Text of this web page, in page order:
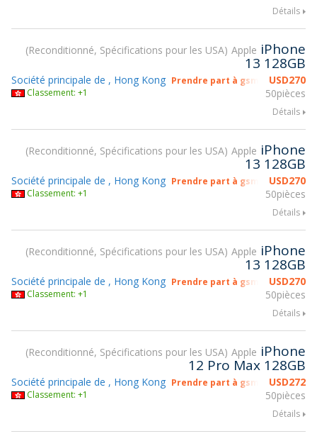
Détails
Reconditionné, Spécifications pour les USA Apple iPhone
13 128GB
USD270
50pièces
Société principale de , Hong Kong Prendre part à gsmX Hong Kong
Classement: +1
Détails
Reconditionné, Spécifications pour les USA Apple iPhone
13 128GB
USD270
50pièces
Société principale de , Hong Kong Prendre part à gsmX Hong Kong
Classement: +1
Détails
Reconditionné, Spécifications pour les USA Apple iPhone
13 128GB
USD270
50pièces
Société principale de , Hong Kong Prendre part à gsmX Hong Kong
Classement: +1
Détails
Reconditionné, Spécifications pour les USA Apple iPhone
12 Pro Max 128GB
USD272
50pièces
Société principale de , Hong Kong Prendre part à gsmX Hong Kong
Classement: +1
Détails